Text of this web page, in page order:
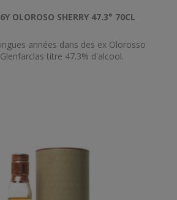
OLOROSO SHERRY 47.3° 70CL
années dans des ex Olorosso
titre 47.3% d'alcool.